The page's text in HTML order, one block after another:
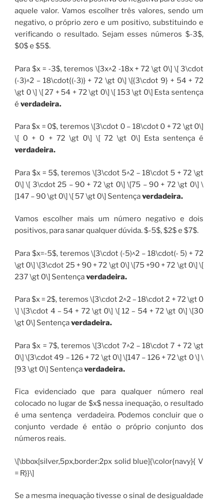
aquele valor. Vamos escolher três valores, sendo um
negativo, o próprio zero e um positivo, substituindo e
verificando o resultado. Sejam esses números $-3$,
$0$ e $5$.
Para $x = -3$, teremos \[3x^2 -18x + 72 \gt 0\] \[ 3\cdot
(-3)^2 – 18\cdot{(-3)} + 72 \gt 0\] \[{3\cdot 9} + 54 + 72
\gt 0 \] \[ 27 + 54 + 72 \gt 0\] \[ 153 \gt 0\] Esta sentença
é verdadeira.
Para $x = 0$, teremos \[3\cdot 0 – 18\cdot 0 + 72 \gt 0\]
\[ 0 + 0 + 72 \gt 0\] \[ 72 \gt 0\] Esta sentença é
verdadeira.
Para $x = 5$, teremos \[3\cdot 5^2 – 18\cdot 5 + 72 \gt
0\] \[ 3\cdot 25 – 90 + 72 \gt 0\] \[75 – 90 + 72 \gt 0\] \
[147 – 90 \gt 0\] \[ 57 \gt 0\] Sentençaverdadeira.
Vamos escolher mais um número negativo e dois
positivos, para sanar qualquer dúvida. $-5$, $2$ e $7$.
Para $x=-5$, teremos \[3\cdot (-5)^2 – 18\cdot(- 5) + 72
\gt 0\] \[3\cdot 25 + 90 + 72 \gt 0\] \[75 +90 + 72 \gt 0\] \[
237 \gt 0\] Sentençaverdadeira.
Para $x = 2$, teremos \[3\cdot 2^2 – 18\cdot 2 + 72 \gt 0
\] \[3\cdot 4 – 54 + 72 \gt 0\] \[ 12 – 54 + 72 \gt 0\] \[30
\gt 0\] Sentençaverdadeira.
Para $x = 7$, teremos \[3\cdot 7^2 – 18\cdot 7 + 72 \gt
0\] \[3\cdot 49 – 126 + 72 \gt 0\] \[147 – 126 + 72 \gt 0 \] \
[93 \gt 0\] Sentençaverdadeira.
Fica evidenciado que para qualquer número real
colocado no lugar de $x$ nessa inequação, o resultado
é uma sentença verdadeira. Podemos concluir que o
conjunto verdade é então o próprio conjunto dos
números reais.
\[\bbox[silver,5px,border:2px solid blue]{\color{navy}{ V
= R}}\]
Se a mesma inequação tivesse o sinal de desigualdade